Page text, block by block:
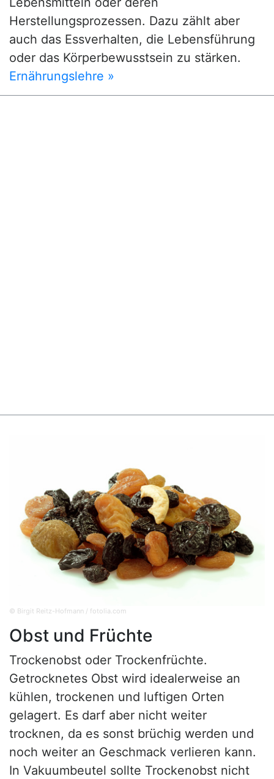
Herstellungsprozessen. Dazu zählt aber
auch das Essverhalten, die Lebensführung
oder das Körperbewusstsein zu stärken.
Ernährungslehre »
© Birgit Reitz-Hofmann / fotolia.com
Obst und Früchte
Trockenobst oder Trockenfrüchte.
Getrocknetes Obst wird idealerweise an
kühlen, trockenen und luftigen Orten
gelagert. Es darf aber nicht weiter
trocknen, da es sonst brüchig werden und
noch weiter an Geschmack verlieren kann.
In Vakuumbeutel sollte Trockenobst nicht